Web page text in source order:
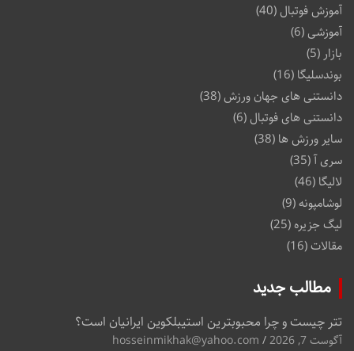
آموزش فوتبال (40)
آموزشی(6)
بازار (5)
بوندسلیگا (16)
دانستنی های جهان ورزش(38)
دانستنی های فوتبال (6)
سایر ورزش ها (38)
سری آ(35)
لالیگا (46)
لوشامپونه(9)
لیگ جزیره (25)
مقالات(16)
مطالب جدید
تتر چیست و چرا محبوبترین استیبلکوین ایرانیان است؟
آگوست 7, 2026 hosseinmikhak@yahoo.com